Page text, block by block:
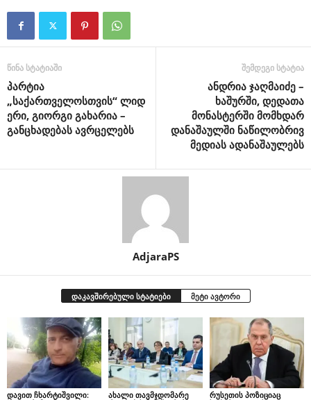
წინა სტატიაში
პარტია
„საქართველოსთვის“ ლიდ
ერი, გიორგი გახარია –
განცხადებას ავრცელებს
შემდეგი სტატია
ანდრია ჯაღმაიძე –
ხაშურში, დედათა
მონასტერში მომხდარ
დანაშაულში ნაწილობრივ
მედიას ადანაშაულებს
AdjaraPS
დაკავშირებული სტატიები მეტი ავტორი
დავით ჩხარტიშვილი:
ახალი თავმჯდომარე
რუსეთის პოზიციაც